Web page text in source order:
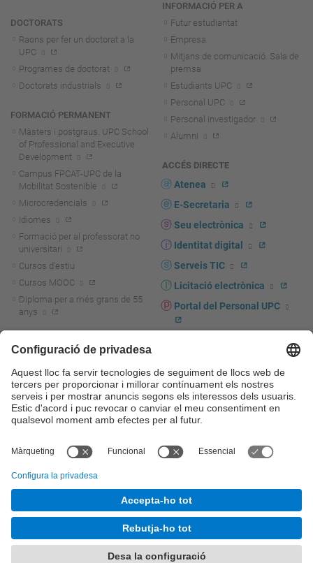
DOCTORATS
Raons per fer un doctorat a la
UPC
Programes de doctorat
Doctorats industrials
FORMACIÓ PERMANENT
Màsters i postgraus. UPC School
of Professional and Executive
Development
Campus FPCAT-UPC de la
Mobilitat Sostenible
Microcredencials
Idiomes
Formació per al professorat no
universitari
Cursos d'estiu
Cursos MOOC
Diploma per a més grans de 55
anys
Actualitat R+D+I
La recerca a la UPC
La transferència, l'emprenedoria i
la innovació a la UPC
Foment i suport a la recerca
transferència, l'emprenedoria i la
Serveis per a empreses
INFORMACIÓ PER A
Futur estudiantat
Empresa
Mitjans de comunicació. Sala de
premsa
Estudiants UPC
Personal UPC
Personal investigador
Alumni
ACCÉS DIRECTE
Atenea
E-Secretaria
Seu electrònica
Identitat digital
Serveis TIC
Licitació electrònica
Portal del Personal UPC
UPCshop, marxandatge
Sala de premsa
Seguretat i salut
Autoprotecció i emergències
© UPC Universitat Politècnica de Catalunya - BarcelonaTech